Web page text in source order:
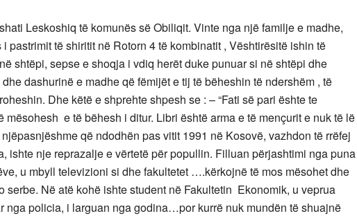
Leskoshiq të komunës së Obiliqit. Vinte nga një familje e madhe,
pastrimit të shiritit në Rotorn 4 të kombinatit , Vështirësitë ishin të
shtëpi, sepse e shoqja i vdiq herët duke punuar si në shtëpi dhe
dashurinë e madhe që fëmijët e tij të bëheshin të ndershëm , të
Dhe këtë e shprehte shpesh se : – “Fati së pari ështe te
mësohesh e të bëhesh i ditur. Libri është arma e të mençurit e nuk të lë
që ndodhën pas vitit 1991 në Kosovë, vazhdon të rrëfej
ishte nje reprazalje e vërtetë për popullin. Filluan përjashtimi nga puna
u mbyll televizioni si dhe fakultetet ….kërkojnë të mos mësohet dhe
serbe. Në atë kohë ishte student në Fakultetin Ekonomik, u veprua
nga policia, i larguan nga godina…por kurrë nuk mundën të shuajnë